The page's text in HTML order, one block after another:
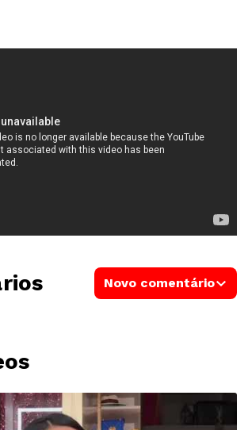
Novo comentário